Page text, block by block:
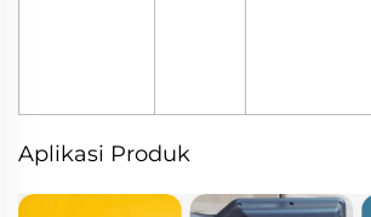
Aplikasi Produk